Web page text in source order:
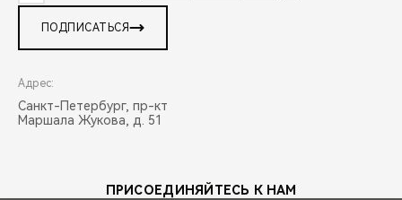
ПОДПИСАТЬСЯ
Адрес:
Санкт-Петербург, пр-кт
Маршала Жукова, д. 51
ПРИСОЕДИНЯЙТЕСЬ К НАМ